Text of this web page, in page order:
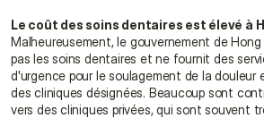
Le coût des soins dentaires est élevé à
Malheureusement, le gouvernement de
pas les soins dentaires et ne fournit des
d'urgence pour le soulagement de la
des cliniques désignées. Beaucoup sont
vers des cliniques privées, qui sont souvent